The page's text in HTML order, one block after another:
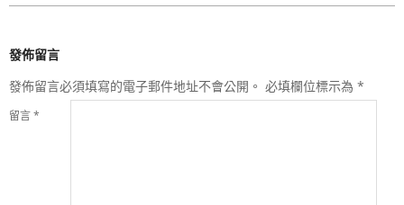
發佈留言
發佈留言必須填寫的電子郵件地址不會公開。 必填欄位標示為 *
留言*